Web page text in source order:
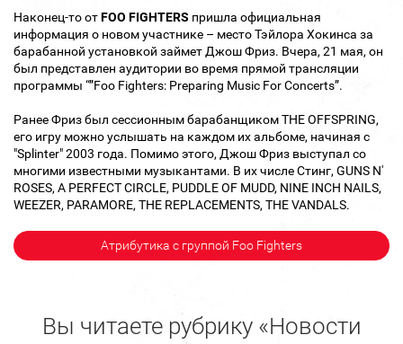
Наконец-то отFOO FIGHTERS пришла официальная
информация о новом участнике – место Тэйлора Хокинса за
барабанной установкой займет Джош Фриз. Вчера, 21 мая, он
был представлен аудитории во время прямой трансляции
программы “”Foo Fighters: Preparing Music For Concerts”.
Ранее Фриз был сессионным барабанщиком THE OFFSPRING,
его игру можно услышать на каждом их альбоме, начиная с
"Splinter" 2003 года. Помимо этого, Джош Фриз выступал со
многими известными музыкантами. В их числе Стинг, GUNS N'
ROSES, A PERFECT CIRCLE, PUDDLE OF MUDD, NINE INCH NAILS,
WEEZER, PARAMORE, THE REPLACEMENTS, THE VANDALS.
Атрибутика с группой Foo Fighters
Вы читаете рубрику «Новости